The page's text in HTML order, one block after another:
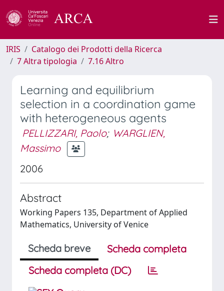
IRIS
Catalogo dei Prodotti della Ricerca
7 Altra tipologia
7.16 Altro
Learning and equilibrium
selection in a coordination game
with heterogeneous agents
PELLIZZARI, Paolo; WARGLIEN,
Massimo
2006
Abstract
Working Papers 135, Department of Applied
Mathematics, University of Venice
Scheda breve
Scheda completa
Scheda completa (DC)